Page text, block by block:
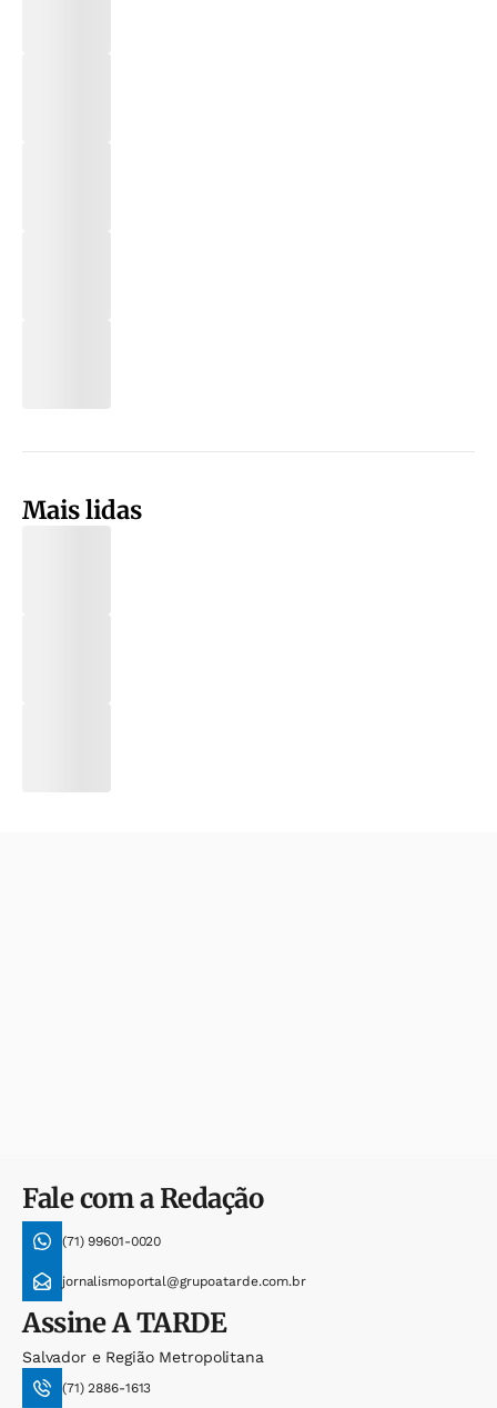
Mais lidas
Fale com a Redação
(71) 99601-0020
jornalismoportal@grupoatarde.com.br
AssineA TARDE
Salvador e Região Metropolitana
(71) 2886-1613